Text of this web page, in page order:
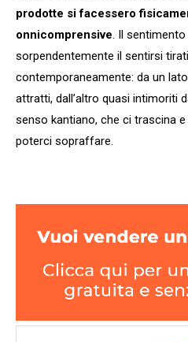
prodotte si facessero
onnicomprensive. Il
sorpendentemente il sentirsi
contemporaneamente: da un
attratti, dall’altro quasi intimoriti
senso kantiano, che ci trascina
poterci sopraffare.